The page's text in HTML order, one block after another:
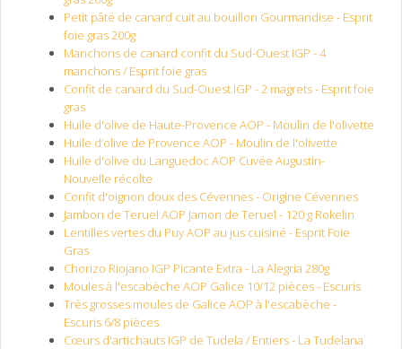
Petit pâté de canard cuit au bouillon Gourmandise - Esprit
foie gras 200g
Manchons de canard confit du Sud-Ouest IGP - 4
manchons / Esprit foie gras
Confit de canard du Sud-Ouest IGP - 2 magrets - Esprit foie
gras
Huile d'olive de Haute-Provence AOP - Moulin de l'olivette
Huile d’olive de Provence AOP - Moulin de l'olivette
Huile d'olive du Languedoc AOP Cuvée Augustin-
Nouvelle récolte
Confit d'oignon doux des Cévennes - Origine Cévennes
Jambon de Teruel AOP Jamon de Teruel - 120 g Rokelin
Lentilles vertes du Puy AOP au jus cuisiné - Esprit Foie
Gras
Chorizo Riojano IGP Picante Extra - La Alegria 280g
Moules à l'escabèche AOP Galice 10/12 pièces - Escuris
Très grosses moules de Galice AOP à l'escabèche -
Escuris 6/8 pièces
Cœurs d'artichauts IGP de Tudela / Entiers - La Tudelana